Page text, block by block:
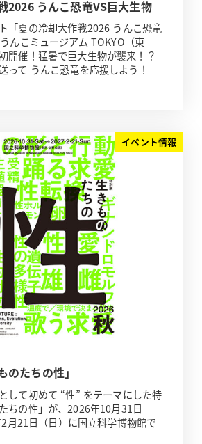
2026 うんこ恐竜VS巨大生物
「夏の冷却大作戦2026 うんこ恐竜
んこミュージアム TOKYO（東
開催！猛暑で巨大生物が襲来！？
って うんこ恐竜を応援しよう！
イベント情報
のたちの性」
して初めて “性” をテーマにした特
ちの性」が、2026年10月31日
2月21日（日）に国立科学博物館で